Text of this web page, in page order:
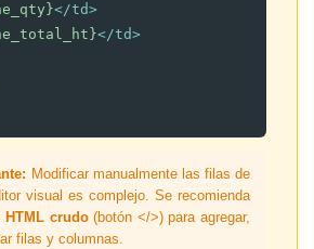
</td>
</td>
Modificar manualmente las filas de
visual es complejo. Se recomienda
HTML crudo(botón </>) para agregar,
filas y columnas.